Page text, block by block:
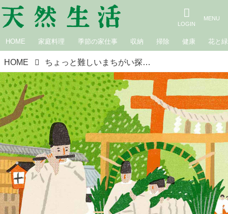
HOME 家庭料理 季節の家仕事 収納 掃除 健康 花と緑
HOME ちょっと難しいまちがい探し｜夏越の大祓（なごしのおおはらえ）